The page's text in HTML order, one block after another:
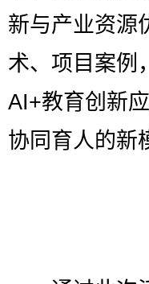
新与产业资源
术、项目案例
AI+教育创新
协同育人的新